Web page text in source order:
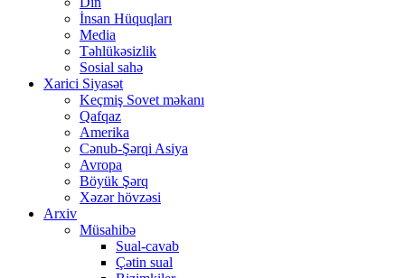
İnsan Hüquqları
Media
Təhlükəsizlik
Sosial sahə
Xarici Siyasət
Keçmiş Sovet məkanı
Qafqaz
Amerika
Cənub-Şərqi Asiya
Avropa
Böyük Şərq
Xəzər hövzəsi
Arxiv
Müsahibə
Sual-cavab
Çətin sual